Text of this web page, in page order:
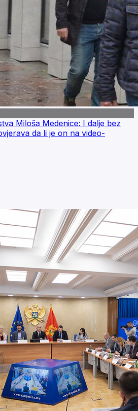
Miloša Medenice: I dalje bez
da li je on na video-